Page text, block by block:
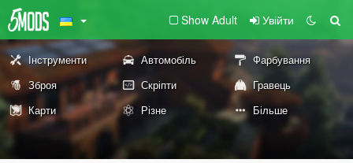
Show Adult Увійти
Інструменти Автомобіль
Фарбування
Зброя
Скріпти
Гравець
Карти
Різне Більше